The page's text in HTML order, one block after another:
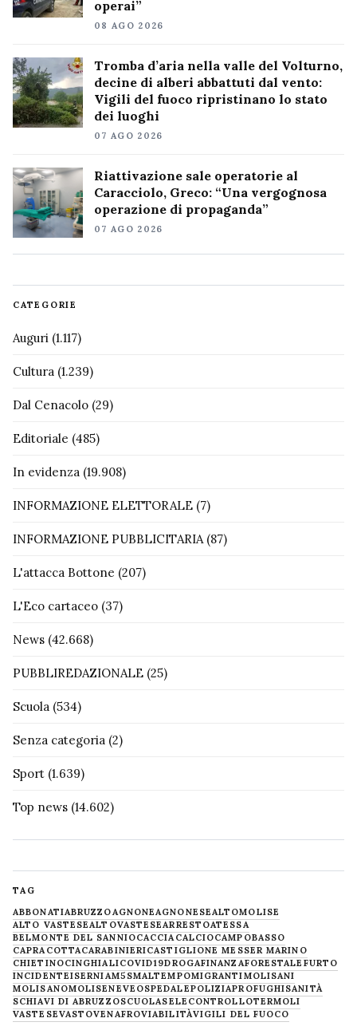
operai”
08 AGO 2026
Tromba d’aria nella valle del Volturno,
decine di alberi abbattuti dal vento:
Vigili del fuoco ripristinano lo stato
dei luoghi
07 AGO 2026
Riattivazione sale operatorie al
Caracciolo, Greco: “Una vergognosa
operazione di propaganda”
07 AGO 2026
CATEGORIE
Auguri (1.117)
Cultura (1.239)
Dal Cenacolo (29)
Editoriale (485)
In evidenza (19.908)
INFORMAZIONE ELETTORALE (7)
INFORMAZIONE PUBBLICITARIA(87)
L'attacca Bottone (207)
L'Eco cartaceo (37)
News (42.668)
PUBBLIREDAZIONALE (25)
Scuola (534)
Senza categoria (2)
Sport (1.639)
Top news (14.602)
TAG
ABBONATIABRUZZOAGNONEAGNONESEALTOMOLISE
ALTO VASTESEALTOVASTESEARRESTOATESSA
BELMONTE DEL SANNIOCACCIACALCIOCAMPOBASSO
CAPRACOTTACARABINIERICASTIGLIONE MESSER MARINO
CHIETINOCINGHIALICOVID19DROGAFINANZAFORESTALE FURTO
INCIDENTEISERNIAM5SMALTEMPOMIGRANTIMOLISANI
MOLISANOMOLISENEVE OSPEDALEPOLIZIAPROFUGHISANITÀ
SCHIAVI DI ABRUZZOSCUOLASELECONTROLLOTERMOLI
VASTESEVASTOVENAFROVIABILITÀVIGILI DEL FUOCO